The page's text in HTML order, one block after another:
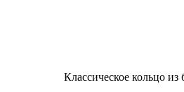
Классическое кольцо из